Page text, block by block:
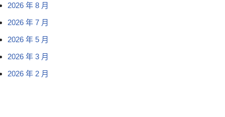
2026 年 8 月
2026 年 7 月
2026 年 5 月
2026 年 3 月
2026 年 2 月